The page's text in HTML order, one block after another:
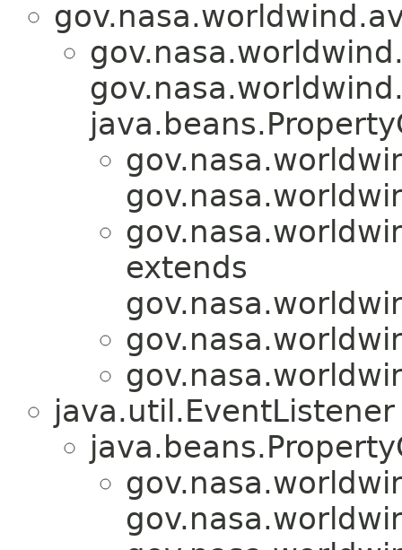
extends
java.util.EventListener